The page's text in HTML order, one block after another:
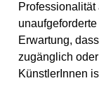
Erwartung,
zugänglich
KünstlerInnen